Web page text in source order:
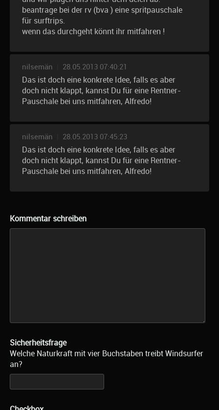
beantrage bei der rv (bva ) eine spritpauschale
für surftrips.
wenn das durchgeht könnt ihr mitfahren !
nilsemän 28.05.2013 07:40:21
Das ist doch eine konkrete Idee, falls es aber
doch nicht klappt, kannst Du für eine Rentner-
Pauschale bei uns mitfahren, Alfredo!
nilsemän 28.05.2013 07:45:23
Das ist doch eine konkrete Idee, falls es aber
doch nicht klappt, kannst Du für eine Rentner-
Pauschale bei uns mitfahren, Alfredo!
Kommentar schreiben
Sicherheitsfrage
Welche Naturkraft mit vier Buchstaben treibt Windsurfer
an?